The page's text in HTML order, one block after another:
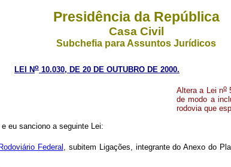
Presidência da República
Casa Civil
Subchefia para Assuntos Jurídicos
LEI No 10.030, DE 20 DE OUTUBRO DE 2000.
Altera a Lei no
de modo a
rodovia que
eu sanciono a seguinte Lei:
Federal , subitem Ligações, integrante do Anexo do